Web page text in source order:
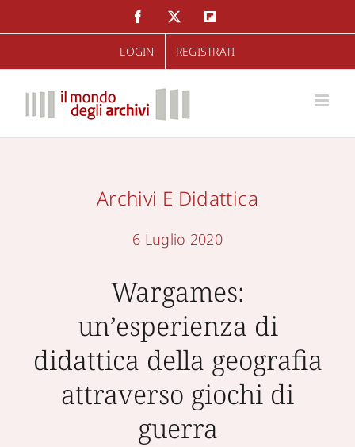
al
FacebookTwitter
LOGIN REGISTRATI
Archivi E Didattica
6 Luglio 2020
Wargames:
un’esperienza di
didattica della geografia
attraverso giochi di
guerra